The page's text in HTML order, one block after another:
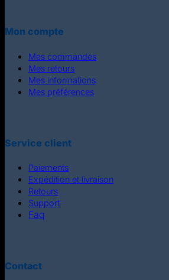
Mon compte
Mes commandes
Mes retours
Mes informations
Mes préférences
Service client
Paiements
Expédition et livraison
Retours
Support
Faq
Contact